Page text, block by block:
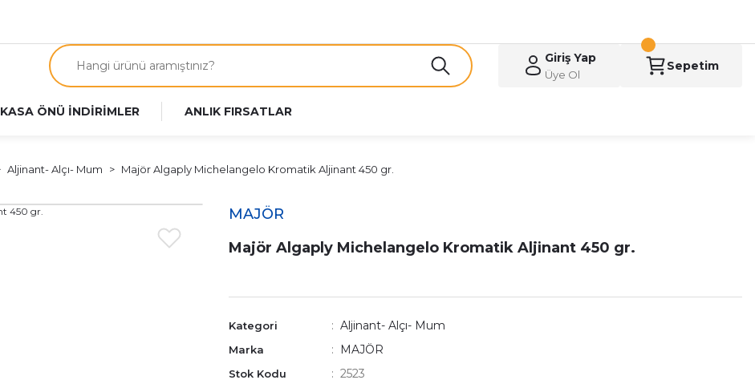
Giriş Yap
Üye Ol
Sepetim
KASA ÖNÜ İNDİRİMLER ANLIK FIRSATLAR
Aljinant- Alçı- Mum Majör Algaply Michelangelo Kromatik Aljinant 450 gr.
MAJÖR
Majör Algaply Michelangelo Kromatik Aljinant 450 gr.
Kategori Aljinant- Alçı- Mum
Marka MAJÖR
Stok Kodu 2523